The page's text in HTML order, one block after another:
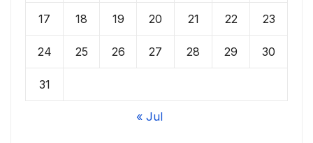
17 18 19 20 21 22 23
24 25 26 27 28 29 30
31
« Jul